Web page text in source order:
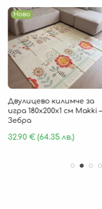
Ново
Двулицево килимче за
игра 180х200х1 см Makki –
Зебра
32.90 €(64.35 лв.)